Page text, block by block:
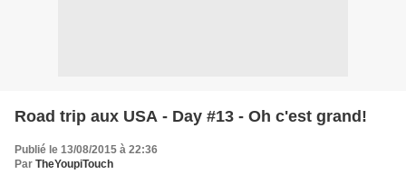
Road trip aux USA - Day #13 - Oh c'est grand!
Publié le 13/08/2015 à 22:36
Par TheYoupiTouch